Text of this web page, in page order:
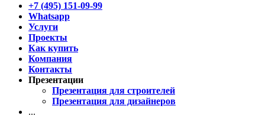
+7 (495) 151-09-99
Whatsapp
Услуги
Проекты
Как купить
Компания
Контакты
Презентации
Презентация для строителей
Презентация для дизайнеров
...